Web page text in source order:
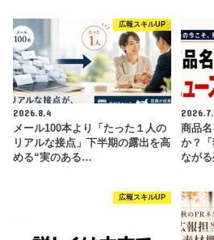
広報スキルUP
2026.8.4
メール100本より「たった１人の
リアルな接点」下半期の露出を高
める“実のある…
商品
か？
なが
広報スキルUP